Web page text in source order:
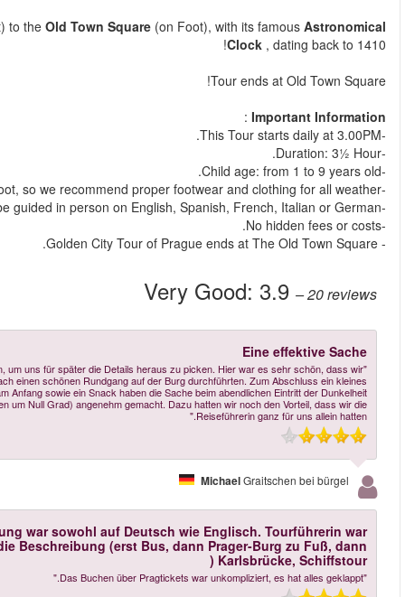
When our cruise is over, we will walk acrossClementinum(on
"Wir machen es gerne so, dass wir am Anfang einer Reise eine
zuerst einige Teile der Stadt kennen lernen konnten (vielleicht etwas zu kurz)
Highlight-die Rundfahrt mit einem sehr netten Boot und prima Kapitän. Ein
abgerundet. Der Ofen an Bord hat uns die Sache bei dieser Jahreszeit
Schöne Tour um einen ersten Überblick zu
nett und kompetent. Geh-Tempo war gut. Prinzipiell